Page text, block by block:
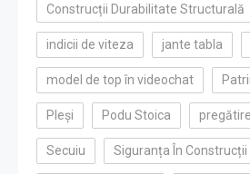
Construcții Durabilitate Structurală
indicii de viteza jante tabla
model de top în videochat
Pleși Podu Stoica
Secuiu Siguranța În Construcții